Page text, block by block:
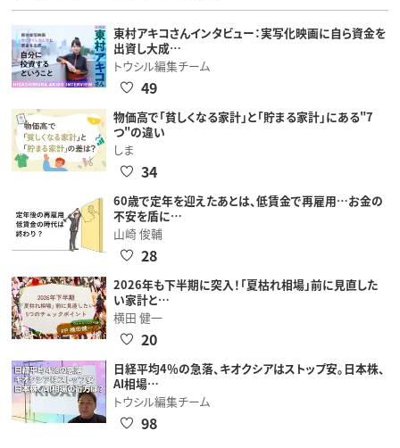
東村アキコさんインタビュー：実写化映画に自ら資金を
出資し大成…
トウシル編集チーム
49
物価高で「貧しくなる家計」と「貯まる家計」にある"7
つ"の違い
しま
34
60歳で定年を迎えたあとは、低賃金で再雇用…お金の
不安を盾に…
山崎 俊輔
28
2026年も下半期に突入！「夏枯れ相場」前に見直した
い家計と…
横田 健一
20
日経平均4％の急落、キオクシアはストップ安。日本株、
AI相場…
トウシル編集チーム
98